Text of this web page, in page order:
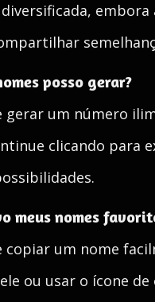
embora
posso gerar?
gerar um número
clicando para
meus nomes
copiar um nome
ou usar o ícone de